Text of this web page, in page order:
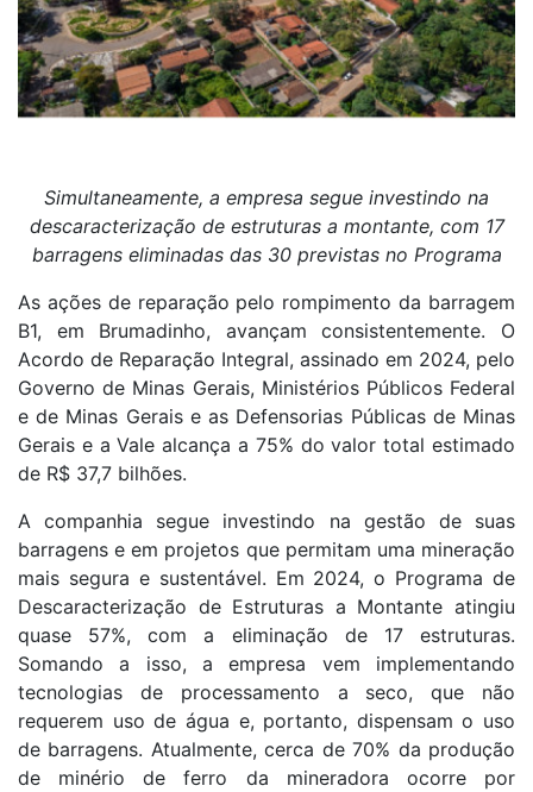
Simultaneamente, a empresa segue investindo na
descaracterização de estruturas a montante, com 17
barragens eliminadas das 30 previstas no Programa
As ações de reparação pelo rompimento da barragem
B1, em Brumadinho, avançam consistentemente. O
Acordo de Reparação Integral, assinado em 2024, pelo
Governo de Minas Gerais, Ministérios Públicos Federal
e de Minas Gerais e as Defensorias Públicas de Minas
Gerais e a Vale alcança a 75% do valor total estimado
de R$ 37,7 bilhões.
A companhia segue investindo na gestão de suas
barragens e em projetos que permitam uma mineração
mais segura e sustentável. Em 2024, o Programa de
Descaracterização de Estruturas a Montante atingiu
quase 57%, com a eliminação de 17 estruturas.
Somando a isso, a empresa vem implementando
tecnologias de processamento a seco, que não
requerem uso de água e, portanto, dispensam o uso
de barragens. Atualmente, cerca de 70% da produção
de minério de ferro da mineradora ocorre por